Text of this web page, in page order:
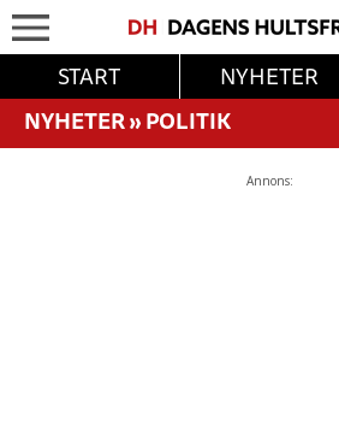
START NYHETER
NYHETER»POLITIK
Annons: